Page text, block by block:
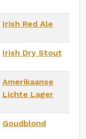
Irish Red Ale
Irish Dry Stout
Amerikaanse
Lichte Lager
Goudblond